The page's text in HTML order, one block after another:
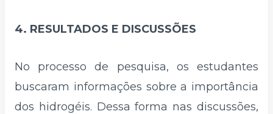
4. RESULTADOS E DISCUSSÕES
No processo de pesquisa, os estudantes
buscaram informações sobre a importância
dos hidrogéis. Dessa forma nas discussões,